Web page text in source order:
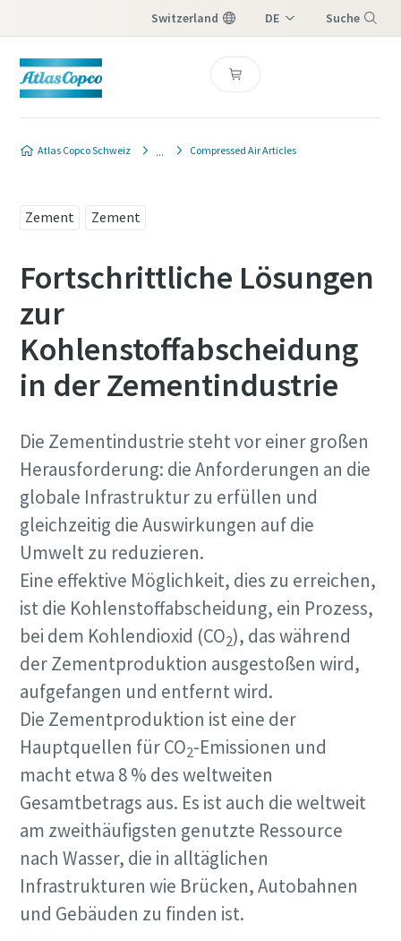
Switzerland DE Suche
Atlas Copco Schweiz Compressed Air Articles
Edelstahlrohre für sensible Anwendungen
Beziehen Sie Ihre Druckluft-Edelstahlrohre jetzt direkt bei
Atlas Copco. Optimieren Sie Ihre Prozesse, indem Sie nur
einen einzigen Lieferanten nutzen.
Erfahren Sie mehr über Rohrleitungen aus
Edelstahl
Zement Zement
Fortschrittliche Lösungen
zur
Kohlenstoffabscheidung
in der Zementindustrie
Die Zementindustrie steht vor einer großen
Herausforderung: die Anforderungen an die
globale Infrastruktur zu erfüllen und
gleichzeitig die Auswirkungen auf die
Umwelt zu reduzieren.
Eine effektive Möglichkeit, dies zu erreichen,
ist die Kohlenstoffabscheidung, ein Prozess,
bei dem Kohlendioxid (CO2), das während
der Zementproduktion ausgestoßen wird,
aufgefangen und entfernt wird.
Die Zementproduktion ist eine der
Hauptquellen für CO2-Emissionen und
macht etwa 8 % des weltweiten
Gesamtbetrags aus. Es ist auch die weltweit
am zweithäufigsten genutzte Ressource
nach Wasser, die in alltäglichen
Infrastrukturen wie Brücken, Autobahnen
und Gebäuden zu finden ist.